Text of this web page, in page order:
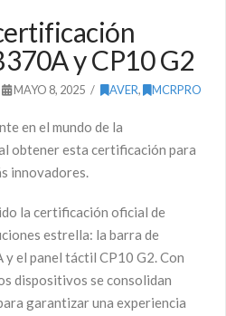
y CP10 G2
MAYO 8, 2025 AVER, MCRPRO
en el mundo de la
obtener esta certificación para
innovadores.
la certificación oficial de
estrella: la barra de
el panel táctil CP10 G2. Con
dispositivos se consolidan
garantizar una experiencia